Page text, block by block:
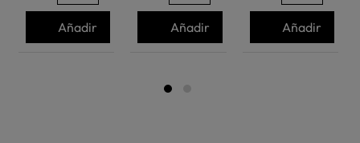
Añadir Añadir Añadir